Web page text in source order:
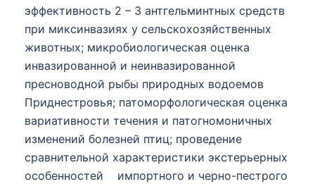
эффективность 2 – 3 антгельминтных средств
при миксинвазиях у сельскохозяйственных
животных; микробиологическая оценка
инвазированной и неинвазированной
пресноводной рыбы природных водоемов
Приднестровья; патоморфологическая оценка
вариативности течения и патогномоничных
изменений болезней птиц; проведение
сравнительной характеристики экстерьерных
особенностей импортного и черно-пестрого